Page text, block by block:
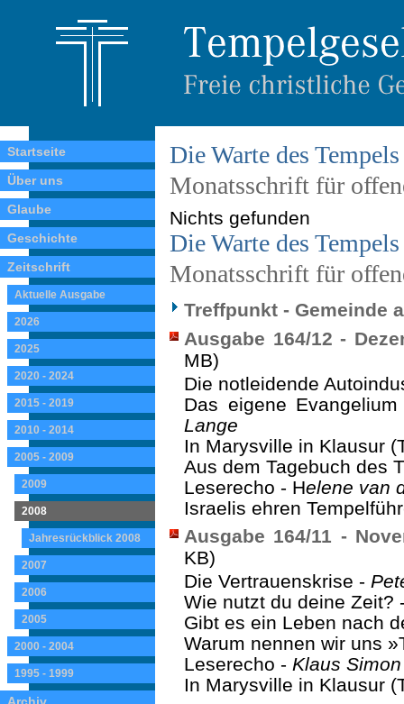
Startseite
Über uns
Glaube
Geschichte
Zeitschrift
Aktuelle Ausgabe
2026
2025
2020 - 2024
2015 - 2019
2010 - 2014
2005 - 2009
2009
2008
Jahresrückblick 2008
2007
2006
2005
2000 - 2004
1995 - 1999
Die Warte des Tempels
Monatsschrift für
Nichts gefunden
Die Warte des Tempels
Monatsschrift für
Treffpunkt - Gemeinde
Ausgabe 164/12 -
MB)
Die notleidende
Das eigene
Lange
In Marysville in Klausur
Aus dem Tagebuch des
Leserecho - Helene van
Israelis ehren
Ausgabe 164/11 -
KB)
Die Vertrauenskrise -
Wie nutzt du deine Zeit?
Gibt es ein Leben nach
Warum nennen wir uns
Leserecho - Klaus Simon
In Marysville in Klausur